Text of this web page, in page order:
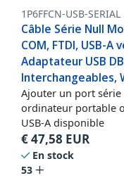
1P6FFCN-USB-SERIAL
Câble Série Null
COM, FTDI, USB-A
Adaptateur USB
Interchangeables,
Ajouter un port série
ordinateur portable
USB-A disponible
€47,58 EUR
En stock
53